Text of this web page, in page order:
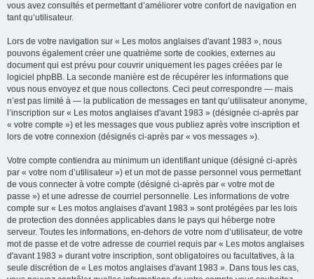
vous avez consultés et permettant d’améliorer votre confort de navigation en
tant qu’utilisateur.
Lors de votre navigation sur « Les motos anglaises d'avant 1983 », nous
pouvons également créer une quatrième sorte de cookies, externes au
document qui est prévu pour couvrir uniquement les pages créées par le
logiciel phpBB. La seconde manière est de récupérer les informations que
vous nous envoyez et que nous collectons. Ceci peut correspondre — mais
n’est pas limité à — la publication de messages en tant qu’utilisateur anonyme,
l’inscription sur « Les motos anglaises d'avant 1983 » (désignée ci-après par
« votre compte ») et les messages que vous publiez après votre inscription et
lors de votre connexion (désignés ci-après par « vos messages »).
Votre compte contiendra au minimum un identifiant unique (désigné ci-après
par « votre nom d’utilisateur ») et un mot de passe personnel vous permettant
de vous connecter à votre compte (désigné ci-après par « votre mot de
passe ») et une adresse de courriel personnelle. Les informations de votre
compte sur « Les motos anglaises d'avant 1983 » sont protégées par les lois
de protection des données applicables dans le pays qui héberge notre
serveur. Toutes les informations, en-dehors de votre nom d’utilisateur, de votre
mot de passe et de votre adresse de courriel requis par « Les motos anglaises
d'avant 1983 » durant votre inscription, sont obligatoires ou facultatives, à la
seule discrétion de « Les motos anglaises d'avant 1983 ». Dans tous les cas,